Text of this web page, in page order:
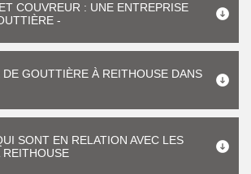
COUVREUR : UNE ENTREPRISE
-
DE GOUTTIÈRE À REITHOUSE DANS
SONT EN RELATION AVEC LES